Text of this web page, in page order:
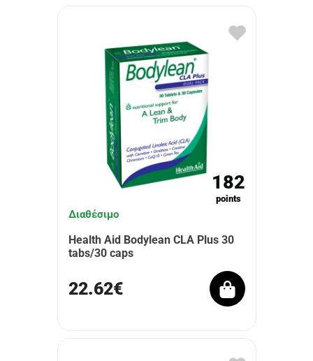
182
points
Διαθέσιμο
Health Aid Bodylean CLA Plus 30
tabs/30 caps
22.62€